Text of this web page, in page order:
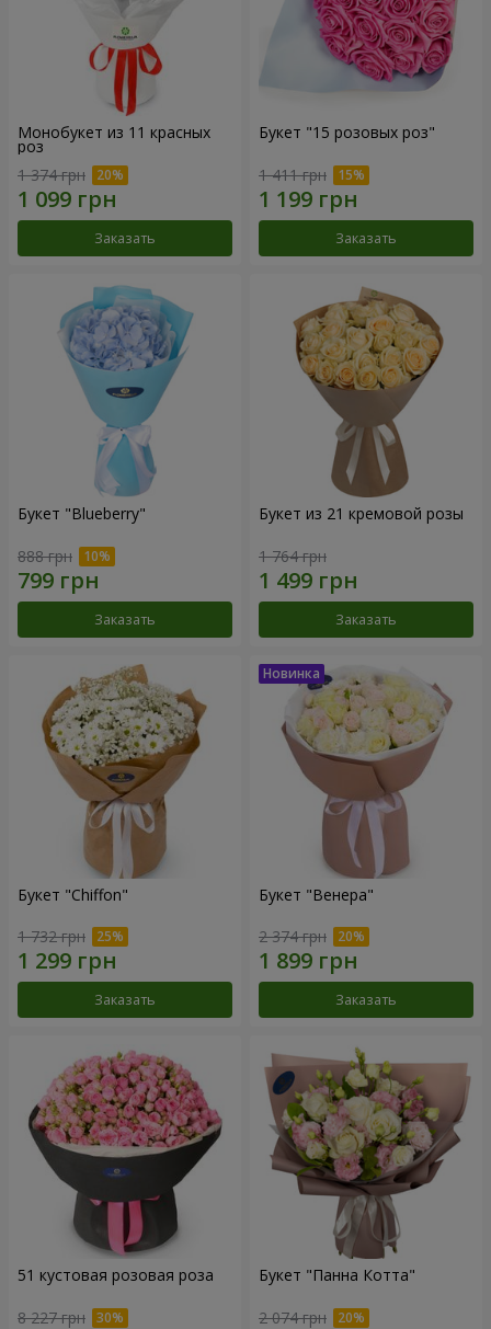
Монобукет из 11 красных
роз
1 374 грн
Заказать
Букет "15 розовых роз"
1 411 грн
Заказать
Букет "Blueberry"
888 грн
Заказать
Букет из 21 кремовой розы
1 764 грн
Заказать
Букет "Chiffon"
1 732 грн
Заказать
Букет "Венера"
2 374 грн
Заказать
51 кустовая розовая роза
8 227 грн
Букет "Панна Котта"
2 074 грн